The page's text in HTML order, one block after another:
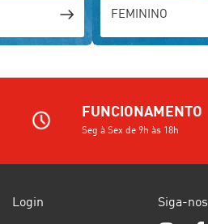
FEMININO
FUNCIONAMENTO
Seg à Sex de 9h às 18h
Login Siga-nos